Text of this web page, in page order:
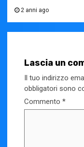
2 anni ago
Lascia un
Il tuo indirizzo
obbligatori sono
Commento *